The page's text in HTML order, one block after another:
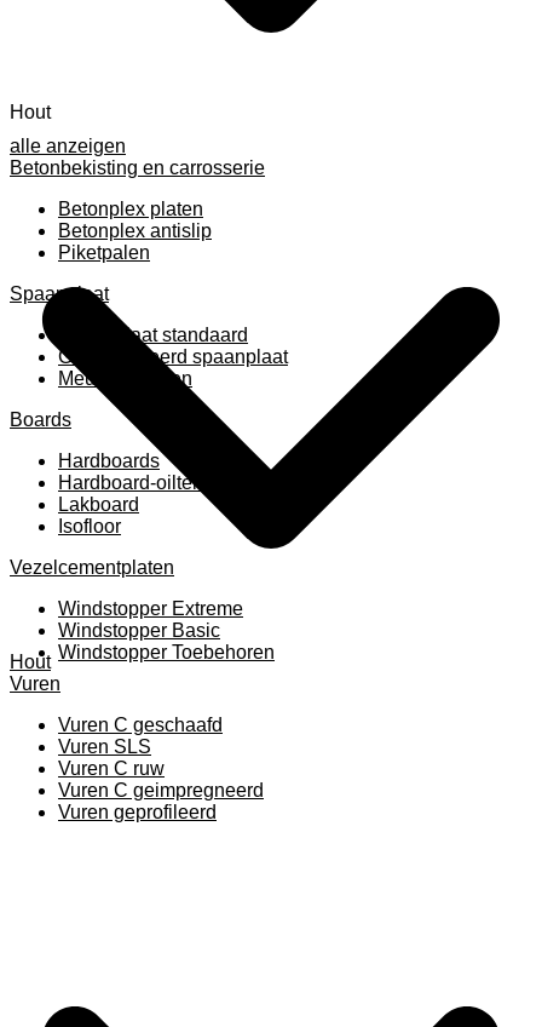
alle anzeigen
Betonbekisting en carrosserie
Betonplex platen
Betonplex antislip
Piketpalen
Spaanplaat
Spaanplaat standaard
Geplastificeerd spaanplaat
Meubelpanelen
Boards
Hardboards
Hardboard-oiltemperated
Lakboard
Isofloor
Vezelcementplaten
Windstopper Extreme
Windstopper Basic
Windstopper Toebehoren
Hout
Hout
Vuren
Vuren C geschaafd
Vuren SLS
Vuren C ruw
Vuren C geimpregneerd
Vuren geprofileerd